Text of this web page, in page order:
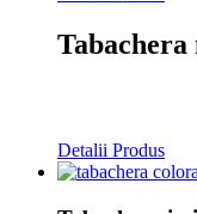
Tabachera
Detalii Produs